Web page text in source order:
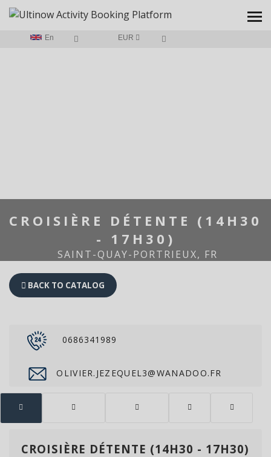
En EUR
CROISIÈRE DÉTENTE (14H30
- 17H30)
SAINT-QUAY-PORTRIEUX, FR
BACK TO CATALOG
0686341989
OLIVIER.JEZEQUEL3@WANADOO.FR
CROISIÈRE DÉTENTE (14H30 - 17H30)